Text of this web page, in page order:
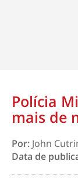
Polícia
mais de
Por: John
Data de